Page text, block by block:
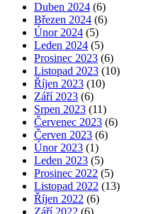
Duben 2024 (6)
Březen 2024 (6)
Únor 2024 (5)
Leden 2024 (5)
Prosinec 2023 (6)
Listopad 2023 (10)
Říjen 2023 (10)
Září 2023 (6)
Srpen 2023 (11)
Červenec 2023 (6)
Červen 2023 (6)
Únor 2023 (1)
Leden 2023 (5)
Prosinec 2022 (5)
Listopad 2022 (13)
Říjen 2022 (6)